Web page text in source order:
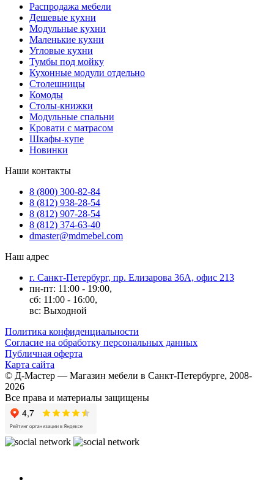
Распродажа мебели
Дешевые кухни
Модульные кухни
Маленькие кухни
Угловые кухни
Тумбы под мойку
Кухонные модули отдельно
Столешницы
Комоды
Столы-книжки
Модульные спальни
Кровати с матрасом
Шкафы-купе
Новинки
Наши контакты
8 (800) 300-82-84
8 (812) 938-28-54
8 (812) 907-28-54
8 (812) 374-63-40
dmaster@mdmebel.com
Наш адрес
г. Санкт-Петербург, пр. Елизарова 36А, офис 213
пн-пт: 11:00 - 19:00,
сб: 11:00 - 16:00,
вс: Выходной
Политика конфиденциальности
Согласие на обработку персональных данных
Публичная оферта
Карта сайта
© Д-Мастер — Магазин мебели в Санкт-Петербурге, 2008-
2026
Все права и материалы защищены